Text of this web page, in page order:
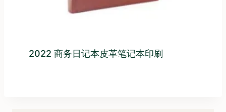
2022 商务日记本皮革笔记本印刷